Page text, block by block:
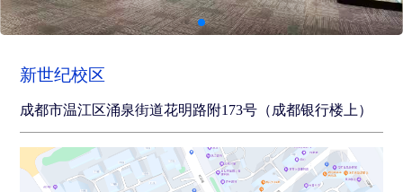
新世纪校区
成都市温江区涌泉街道花明路附173号（成都银行楼上）